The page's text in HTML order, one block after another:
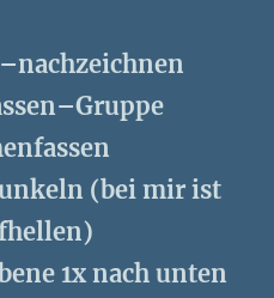
(bei mir ist
1x nach unten